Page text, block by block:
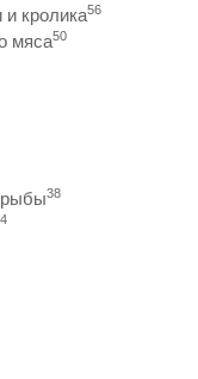
кролика56
мяса50
рыбы38